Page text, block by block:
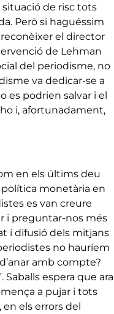
situació de risc tots
Però si haguéssim
el director
de Lehman
del periodisme, no
va dedicar-se a
es podrien salvar i el
i, afortunadament,
en els últims deu
política monetària en
es van creure
i preguntar-nos més
i difusió dels mitjans
no hauríem
amb compte?
espera que ara
a pujar i tots
els errors del